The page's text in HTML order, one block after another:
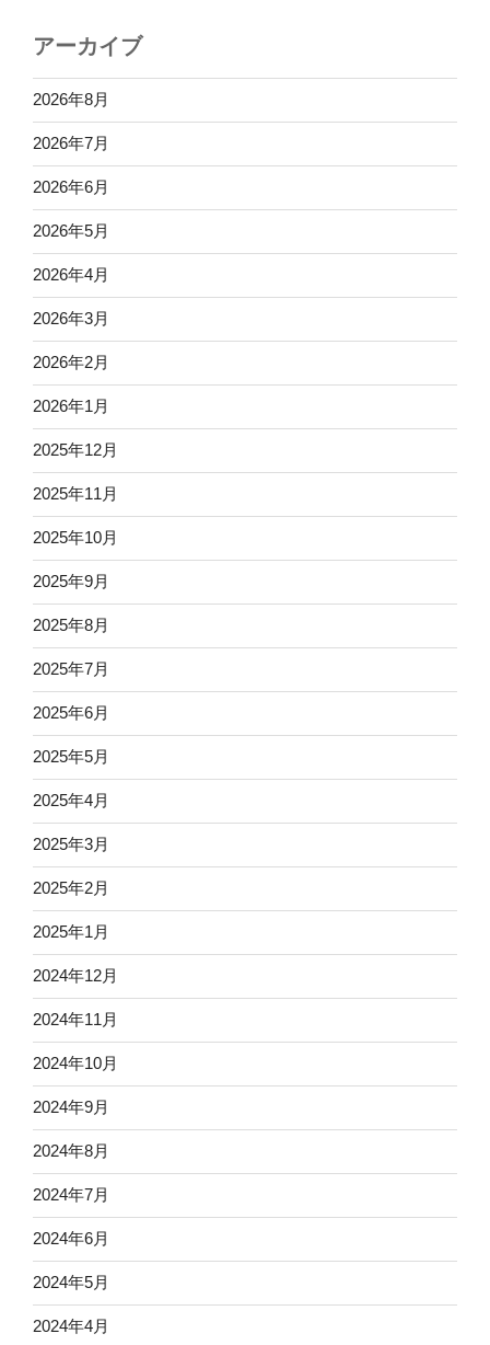
アーカイブ
2026年8月
2026年7月
2026年6月
2026年5月
2026年4月
2026年3月
2026年2月
2026年1月
2025年12月
2025年11月
2025年10月
2025年9月
2025年8月
2025年7月
2025年6月
2025年5月
2025年4月
2025年3月
2025年2月
2025年1月
2024年12月
2024年11月
2024年10月
2024年9月
2024年8月
2024年7月
2024年6月
2024年5月
2024年4月